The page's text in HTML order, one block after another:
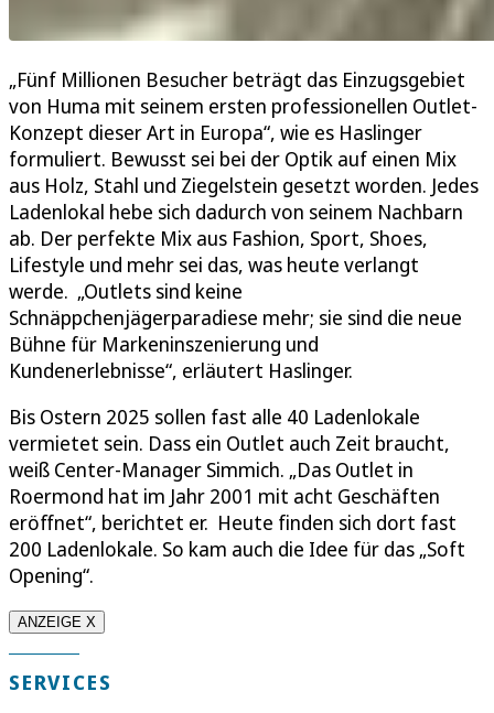
„Fünf Millionen Besucher beträgt das Einzugsgebiet
von Huma mit seinem ersten professionellen Outlet-
Konzept dieser Art in Europa“, wie es Haslinger
formuliert. Bewusst sei bei der Optik auf einen Mix
aus Holz, Stahl und Ziegelstein gesetzt worden. Jedes
Ladenlokal hebe sich dadurch von seinem Nachbarn
ab. Der perfekte Mix aus Fashion, Sport, Shoes,
Lifestyle und mehr sei das, was heute verlangt
werde. „Outlets sind keine
Schnäppchenjägerparadiese mehr; sie sind die neue
Bühne für Markeninszenierung und
Kundenerlebnisse“, erläutert Haslinger.
Bis Ostern 2025 sollen fast alle 40 Ladenlokale
vermietet sein. Dass ein Outlet auch Zeit braucht,
weiß Center-Manager Simmich. „Das Outlet in
Roermond hat im Jahr 2001 mit acht Geschäften
eröffnet“, berichtet er. Heute finden sich dort fast
200 Ladenlokale. So kam auch die Idee für das „Soft
Opening“.
ANZEIGE X
SERVICES